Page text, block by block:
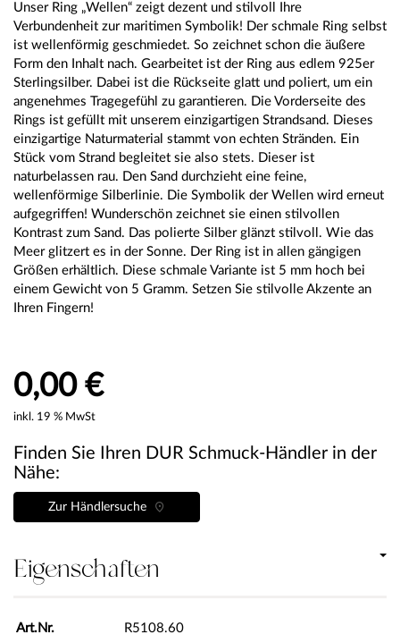
Unser Ring „Wellen“ zeigt dezent und stilvoll Ihre
Verbundenheit zur maritimen Symbolik! Der schmale Ring selbst
ist wellenförmig geschmiedet. So zeichnet schon die äußere
Form den Inhalt nach. Gearbeitet ist der Ring aus edlem 925er
Sterlingsilber. Dabei ist die Rückseite glatt und poliert, um ein
angenehmes Tragegefühl zu garantieren. Die Vorderseite des
Rings ist gefüllt mit unserem einzigartigen Strandsand. Dieses
einzigartige Naturmaterial stammt von echten Stränden. Ein
Stück vom Strand begleitet sie also stets. Dieser ist
naturbelassen rau. Den Sand durchzieht eine feine,
wellenförmige Silberlinie. Die Symbolik der Wellen wird erneut
aufgegriffen! Wunderschön zeichnet sie einen stilvollen
Kontrast zum Sand. Das polierte Silber glänzt stilvoll. Wie das
Meer glitzert es in der Sonne. Der Ring ist in allen gängigen
Größen erhältlich. Diese schmale Variante ist 5 mm hoch bei
einem Gewicht von 5 Gramm. Setzen Sie stilvolle Akzente an
Ihren Fingern!
0,00 €
inkl. 19 % MwSt
Finden Sie Ihren DUR Schmuck-Händler in der
Nähe:
Zur Händlersuche
Eigenschaften
Art.Nr. R5108.60